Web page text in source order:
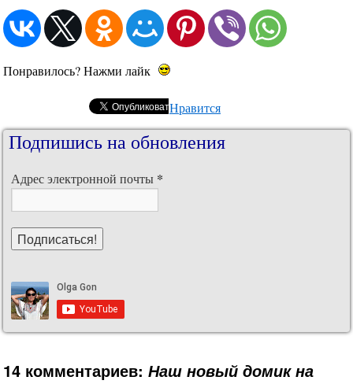
Понравилось? Нажми лайк
Нравится
Подпишись на обновления
Адрес электронной почты *
14 комментариев: Наш новый домик на